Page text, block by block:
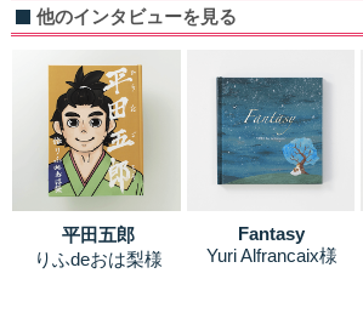
他のインタビューを見る
平田五郎
りふdeおは梨様
Fantasy
Yuri Alfrancaix様